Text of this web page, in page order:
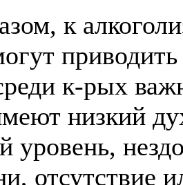
к
к-рых
низкий
уровень,
отсутствие